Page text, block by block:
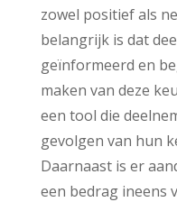
zowel positief als
belangrijk is dat
geïnformeerd en
maken van deze
een tool die
gevolgen van hun
Daarnaast is er
een bedrag ineens